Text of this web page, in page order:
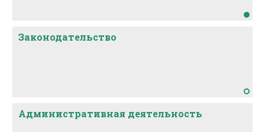
Законодательство
Административная деятельность